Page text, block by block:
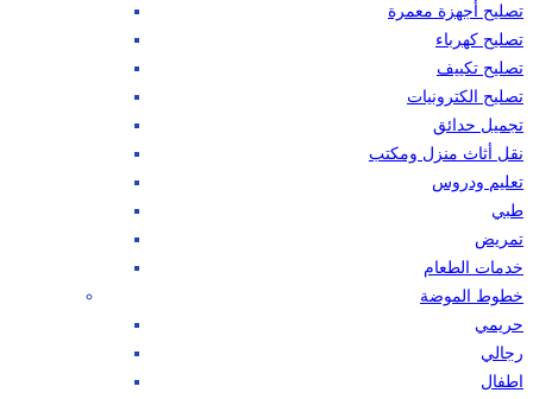
تصليح أجهزة معمرة
تصليح كهرباء
تصليح تكييف
تصليح الكترونيات
تجميل حدائق
نقل أثاث منزل ومكتب
تعليم ودروس
طبي
تمريض
خدمات الطعام
خطوط الموضة
حريمي
رجالي
اطفال